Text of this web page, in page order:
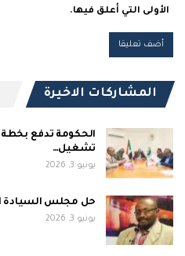
الأولى التي أعلق فيها.
المشاركات الاخيرة
الحكومة تدفع بخطة
تشغيل…
يونيو 3, 2026
حل مجلس السيادة
يونيو 3, 2026